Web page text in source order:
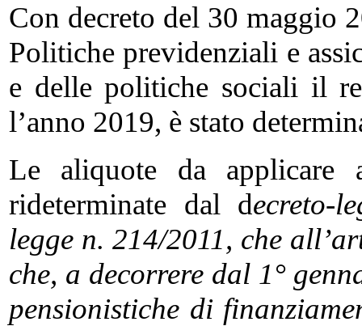
Con decreto del 30 maggio
Politiche previdenziali e
e delle politiche sociali il
l’anno 2019, è stato
Le aliquote da applicare
rideterminate dal decreto-
legge n. 214/2011, che
che, a decorrere dal 1°
pensionistiche di